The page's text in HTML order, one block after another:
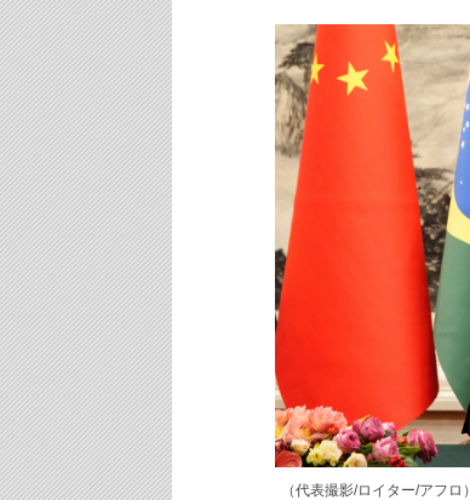
（代表撮影/ロイター/アフロ）